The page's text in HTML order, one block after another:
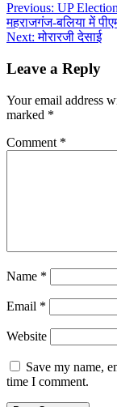
Previous: UP
महराजगंज-बलिया में
Next: मोरारजी देसाई
Leave a Reply
Your email address
marked *
Comment *
Name *
Email *
Website
Save my name,
time I comment.